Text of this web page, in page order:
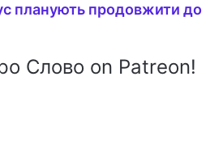
планують продовжити до
Слово on Patreon!